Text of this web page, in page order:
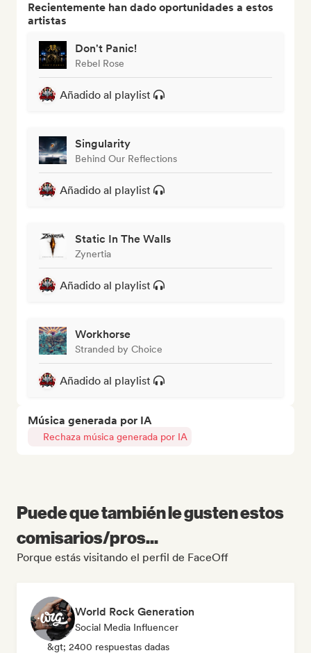
Recientemente han dado oportunidades a estos
artistas
Don't Panic!
Rebel Rose
Añadido al playlist
Singularity
Behind Our Reflections
Añadido al playlist
Static In The Walls
Zynertia
Añadido al playlist
Workhorse
Stranded by Choice
Añadido al playlist
Música generada por IA
Rechaza música generada por IA
Puede que también le gusten estos
comisarios/pros...
Porque estás visitando el perfil de FaceOff
World Rock Generation
Social Media Influencer
&gt; 2400 respuestas dadas